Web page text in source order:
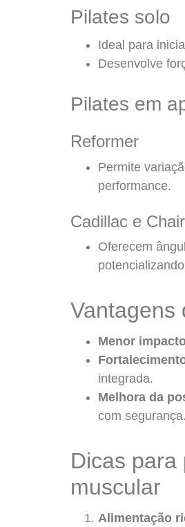
Pilates solo
Ideal para
Desenvolve
Pilates em
Reformer
Permite
performance.
Cadillac e Chair
Oferecem
Vantagens
Menor
integrada.
Melhora da
com segurança.
Dicas para
muscular
Alimentação